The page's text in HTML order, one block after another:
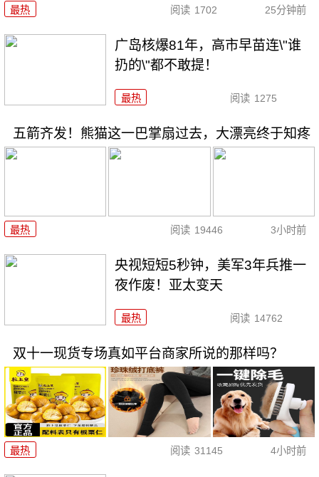
最热 阅读 1702 25分钟前
广岛核爆81年，高市早苗连\"谁
扔的\"都不敢提！
最热 阅读 1275
五箭齐发！熊猫这一巴掌扇过去，大漂亮终于知疼
最热 阅读 19446 3小时前
央视短短5秒钟，美军3年兵推一
夜作废！亚太变天
最热 阅读 14762
双十一现货专场真如平台商家所说的那样吗？
最热 阅读 31145 4小时前